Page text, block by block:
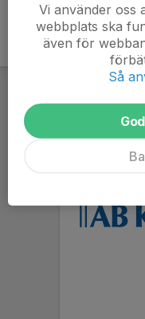
Vi använder oss
webbplats ska
även för
Så